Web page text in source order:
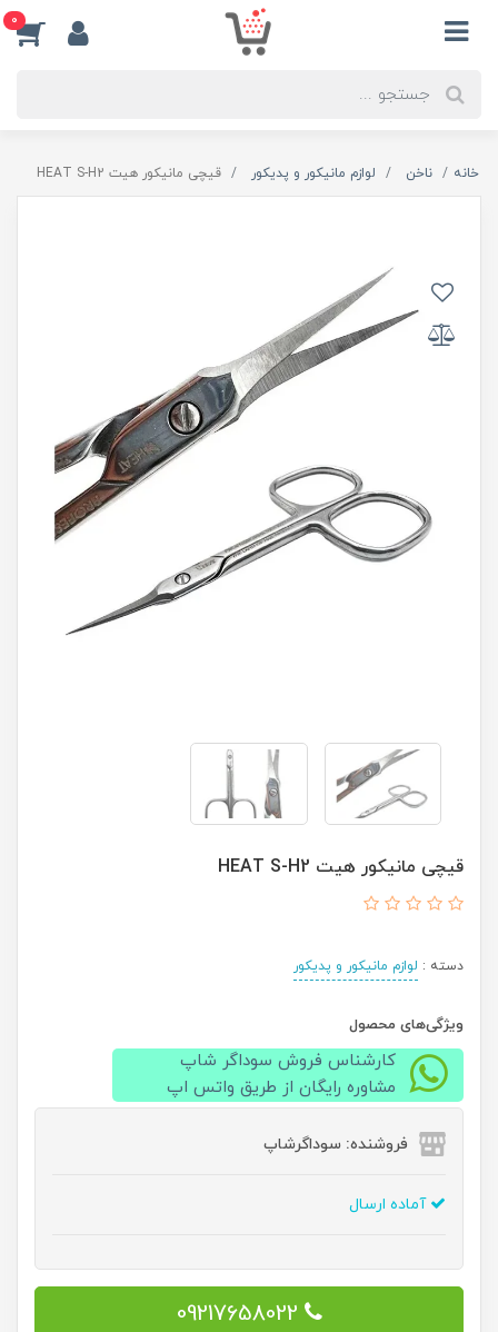
0
خانه ناخن لوازم مانیکور و پدیکور قیچی مانیکور هیت HEAT S-H2
قیچی مانیکور هیت HEAT S-H2
دسته : لوازم مانیکور و پدیکور
ویژگی‌های محصول
کارشناس فروش سوداگر شاپ
مشاوره رایگان از طریق واتس اپ
فروشنده: سوداگرشاپ
آماده ارسال
09217658022